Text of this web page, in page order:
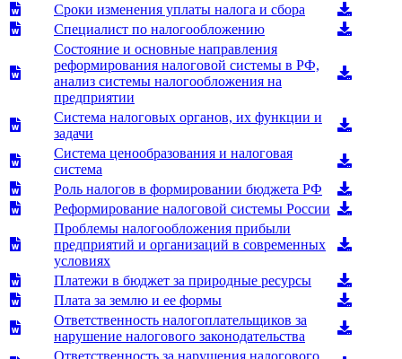
Сроки изменения уплаты налога и сбора
Специалист по налогообложению
Состояние и основные направления
реформирования налоговой системы в РФ,
анализ системы налогообложения на
предприятии
Система налоговых органов, их функции и
задачи
Система ценообразования и налоговая
система
Роль налогов в формировании бюджета РФ
Реформирование налоговой системы России
Проблемы налогообложения прибыли
предприятий и организаций в современных
условиях
Платежи в бюджет за природные ресурсы
Плата за землю и ее формы
Ответственность налогоплательщиков за
нарушение налогового законодательства
Ответственность за нарушения налогового